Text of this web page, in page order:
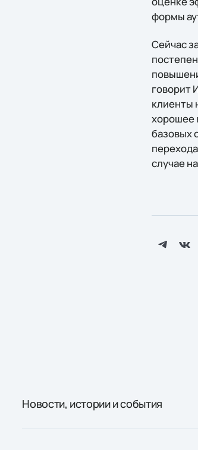
формы
Сейчас
говорит
клиенты
хорошее
базовых
случае
Новости, истории и события